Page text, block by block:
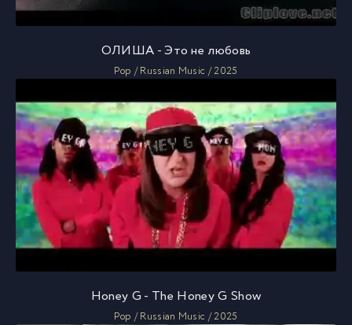
ОЛИША - Это не любовь
Pop / Russian Music / 2025
Honey G - The Honey G Show
Pop / Russian Music / 2025